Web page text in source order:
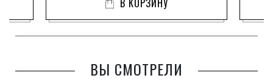
В КОРЗИНУ
ВЫ СМОТРЕЛИ